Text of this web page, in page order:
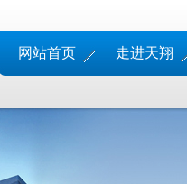
网站首页 走进天翔